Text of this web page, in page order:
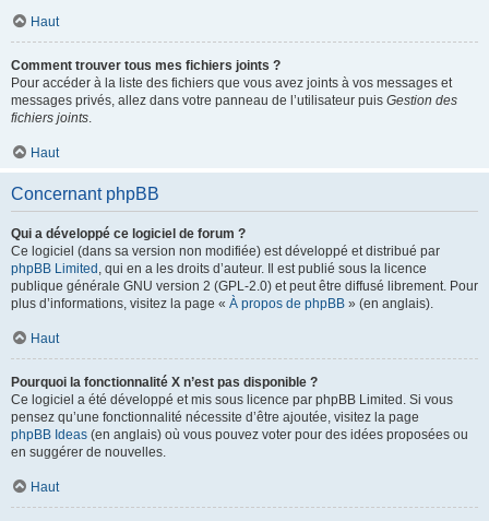
Haut
Comment trouver tous mes fichiers joints ?
Pour accéder à la liste des fichiers que vous avez joints à vos messages et
messages privés, allez dans votre panneau de l’utilisateur puis Gestion des
fichiers joints
Haut
Concernant phpBB
Qui a développé ce logiciel de forum ?
Ce logiciel (dans sa version non modifiée) est développé et distribué par
phpBB Limited , qui en a les droits d’auteur. Il est publié sous la licence
publique générale GNU version 2 (GPL-2.0) et peut être diffusé librement. Pour
plus d’informations, visitez la page « À propos de phpBB » (en anglais).
Haut
Pourquoi la fonctionnalité X n’est pas disponible ?
Ce logiciel a été développé et mis sous licence par phpBB Limited. Si vous
pensez qu’une fonctionnalité nécessite d’être ajoutée, visitez la page
phpBB Ideas (en anglais) où vous pouvez voter pour des idées proposées ou
en suggérer de nouvelles.
Haut